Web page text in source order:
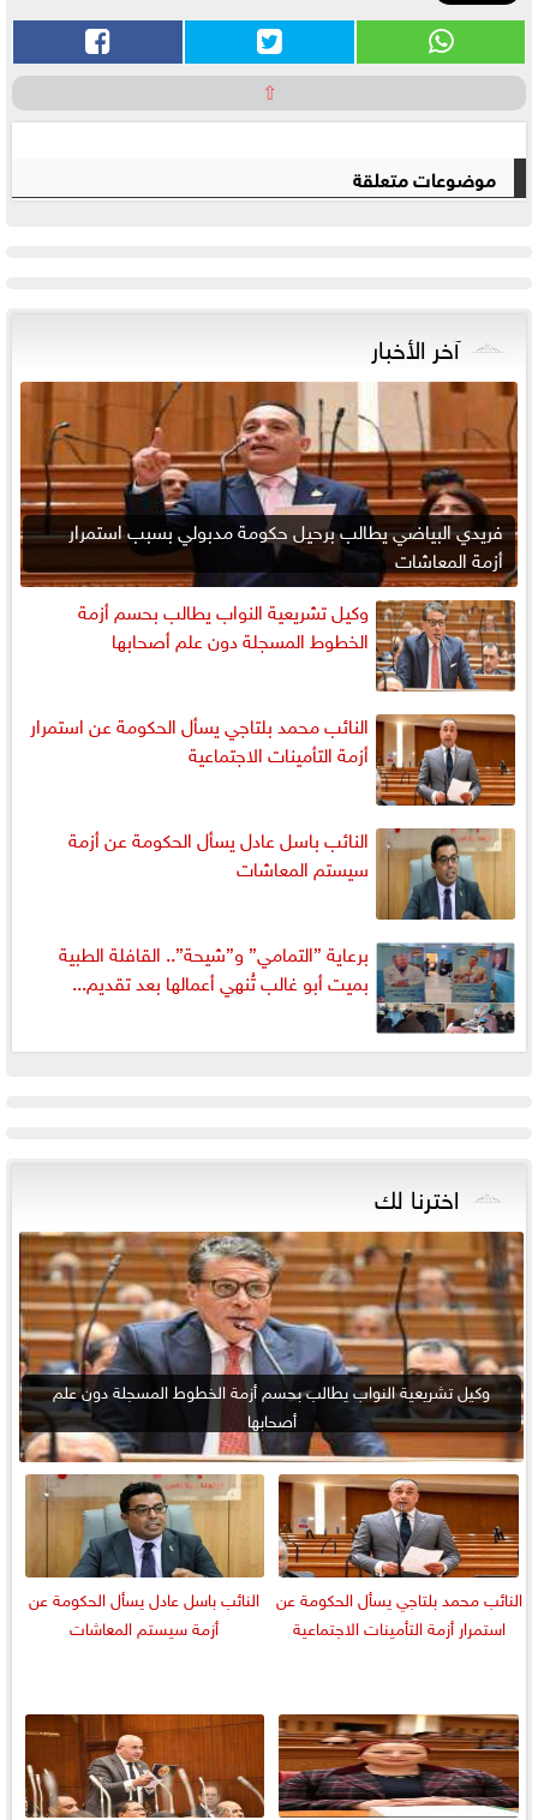
⇧
موضوعات متعلقة
آخر الأخبار
فريدي البياضي يطالب برحيل حكومة مدبولي بسبب استمرار
أزمة المعاشات
وكيل تشريعية النواب يطالب بحسم أزمة
الخطوط المسجلة دون علم أصحابها
النائب محمد بلتاجي يسأل الحكومة عن استمرار
أزمة التأمينات الاجتماعية
النائب باسل عادل يسأل الحكومة عن أزمة
سيستم المعاشات
برعاية ”التمامي” و”شيحة”.. القافلة الطبية
بميت أبو غالب تُنهي أعمالها بعد تقديم...
اخترنا لك
وكيل تشريعية النواب يطالب بحسم أزمة الخطوط المسجلة دون علم
أصحابها
النائب محمد بلتاجي يسأل الحكومة عن
استمرار أزمة التأمينات الاجتماعية
النائب باسل عادل يسأل الحكومة عن
أزمة سيستم المعاشات